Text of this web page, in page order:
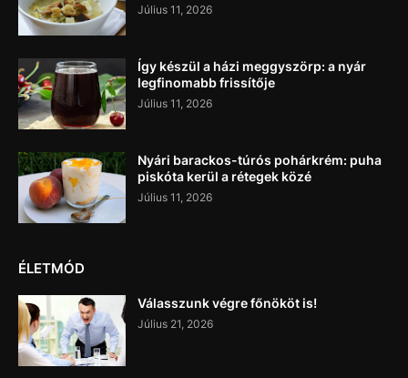
Július 11, 2026
Így készül a házi meggyszörp: a nyár
legfinomabb frissítője
Július 11, 2026
Nyári barackos-túrós pohárkrém: puha
piskóta kerül a rétegek közé
Július 11, 2026
ÉLETMÓD
Válasszunk végre főnököt is!
Július 21, 2026